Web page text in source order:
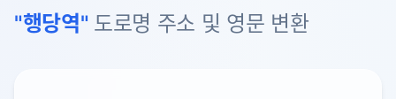
"행당역" 도로명 주소 및 영문 변환